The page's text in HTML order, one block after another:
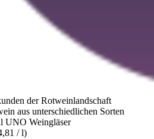
der Rotweinlandschaft
aus unterschiedlichen Sorten
UNO Weingläser
/ l)